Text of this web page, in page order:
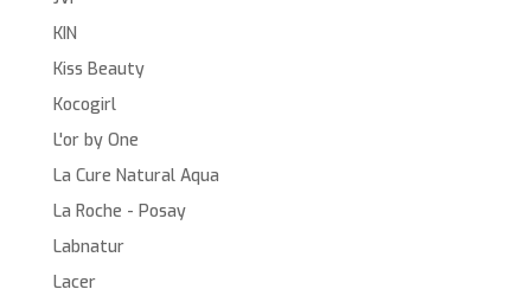
KIN
Kiss Beauty
Kocogirl
L'or by One
La Cure Natural Aqua
La Roche - Posay
Labnatur
Lacer